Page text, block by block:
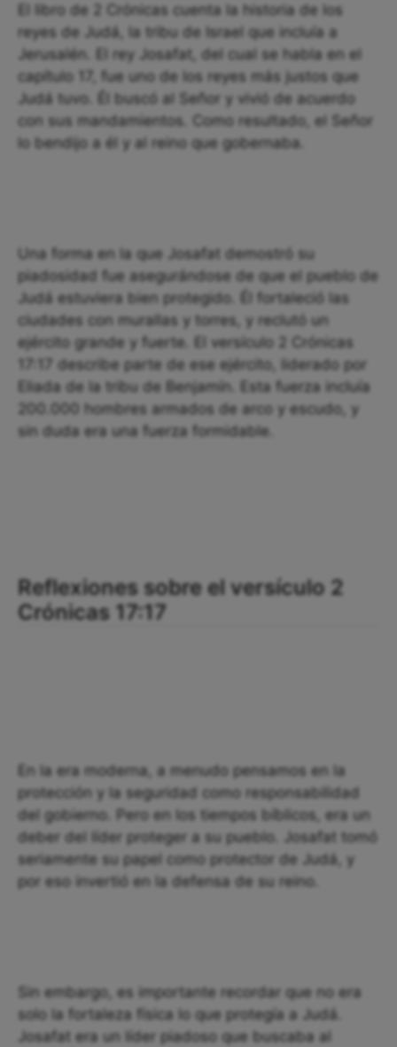
El libro de 2 Crónicas cuenta la historia de los
reyes de Judá, la tribu de Israel que incluía a
Jerusalén. El rey Josafat, del cual se habla en el
capítulo 17, fue uno de los reyes más justos que
Judá tuvo. Él buscó al Señor y vivió de acuerdo
con sus mandamientos. Como resultado, el Señor
lo bendijo a él y al reino que gobernaba.
Una forma en la que Josafat demostró su
piadosidad fue asegurándose de que el pueblo de
Judá estuviera bien protegido. Él fortaleció las
ciudades con murallas y torres, y reclutó un
ejército grande y fuerte. El versículo 2 Crónicas
17:17 describe parte de ese ejército, liderado por
Eliada de la tribu de Benjamín. Esta fuerza incluía
200.000 hombres armados de arco y escudo, y
sin duda era una fuerza formidable.
Reflexiones sobre el versículo 2
Crónicas 17:17
En la era moderna, a menudo pensamos en la
protección y la seguridad como responsabilidad
del gobierno. Pero en los tiempos bíblicos, era un
deber del líder proteger a su pueblo. Josafat tomó
seriamente su papel como protector de Judá, y
por eso invertió en la defensa de su reino.
Sin embargo, es importante recordar que no era
solo la fortaleza física lo que protegía a Judá.
Josafat era un líder piadoso que buscaba al